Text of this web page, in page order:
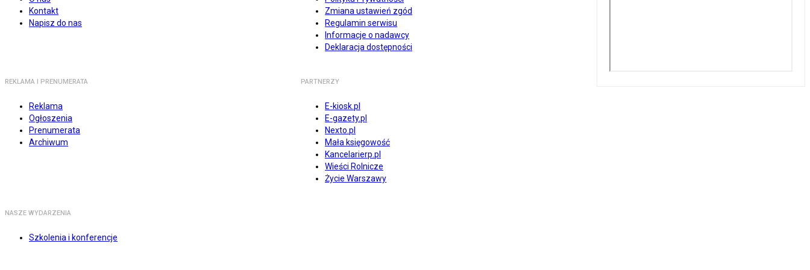
Kontakt
Napisz do nas
Zmiana ustawień zgód
Regulamin serwisu
Informacje o nadawcy
Deklaracja dostępności
REKLAMA I PRENUMERATA
Reklama
Ogłoszenia
Prenumerata
Archiwum
PARTNERZY
E-kiosk.pl
E-gazety.pl
Nexto.pl
Mała księgowość
Kancelarierp.pl
Wieści Rolnicze
Życie Warszawy
NASZE WYDARZENIA
Szkolenia i konferencje